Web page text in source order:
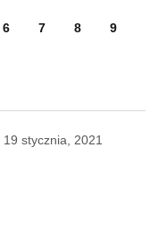
6 7 8 9
19 stycznia, 2021